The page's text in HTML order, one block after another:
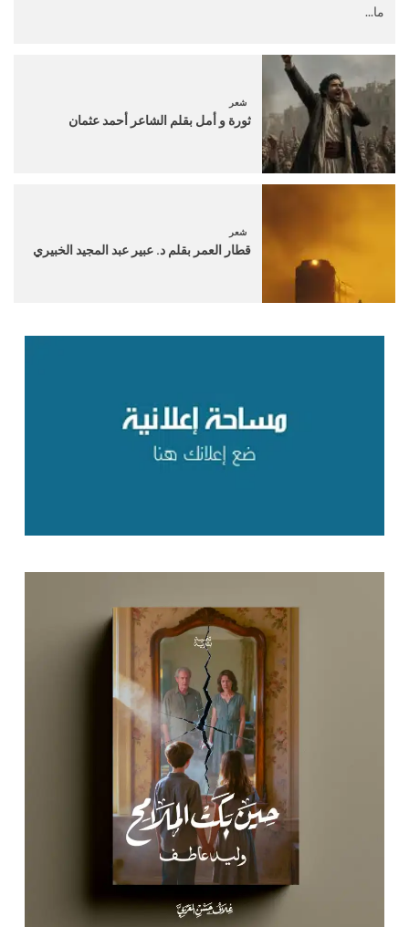
ما...
شعر
ثورة و أمل بقلم الشاعر أحمد عثمان
شعر
قطار العمر بقلم د. عبير عبد المجيد الخبيري